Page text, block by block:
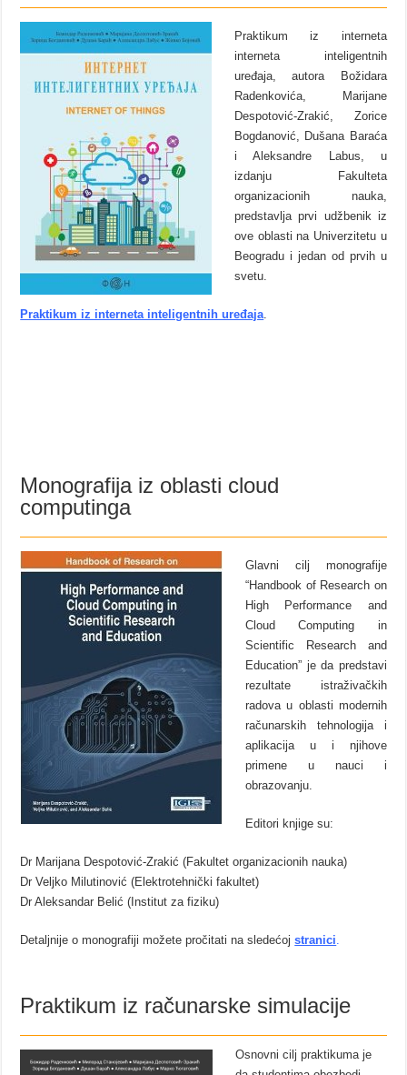
Praktikum iz interneta
interneta inteligentnih
uređaja, autora Božidara
Radenkovića, Marijane
Despotović-Zrakić, Zorice
Bogdanović, Dušana Baraća
i Aleksandre Labus, u
izdanju Fakulteta
organizacionih nauka,
predstavlja prvi udžbenik iz
ove oblasti na Univerzitetu u
Beogradu i jedan od prvih u
svetu.
Praktikum iz interneta inteligentnih uređaja
Monografija iz oblasti cloud
computinga
Glavni cilj monografije
“Handbook of Research on
High Performance and
Cloud Computing in
Scientific Research and
Education” je da predstavi
rezultate istraživačkih
radova u oblasti modernih
računarskih tehnologija i
aplikacija u i njihove
primene u nauci i
obrazovanju.
Editori knjige su:
Dr Marijana Despotović-Zrakić (Fakultet organizacionih nauka)
Dr Veljko Milutinović (Elektrotehnički fakultet)
Dr Aleksandar Belić (Institut za fiziku)
Detaljnije o monografiji možete pročitati na sledećojstranici
Praktikum iz računarske simulacije
Osnovni cilj praktikuma je